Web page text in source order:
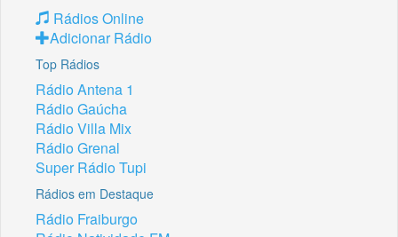
Rádios Online
Adicionar Rádio
Top Rádios
Rádio Antena 1
Rádio Gaúcha
Rádio Villa Mix
Rádio Grenal
Super Rádio Tupi
Rádios em Destaque
Rádio Fraiburgo